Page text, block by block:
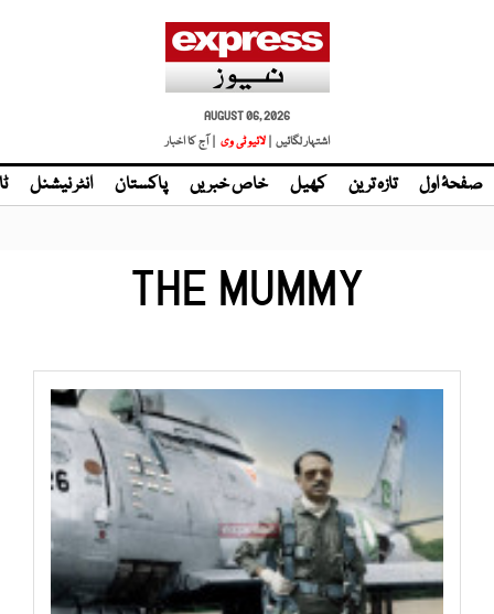
AUGUST 06, 2026
اشتہار لگائیں |
| آج کا اخبار
صفحۂ اول تازہ ترین کھیل خاص خبریں پاکستان انٹر نیشنل
THE MUMMY